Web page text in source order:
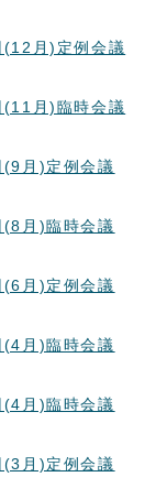
月)定例会議
月)臨時会議
月)定例会議
月)臨時会議
月)定例会議
月)臨時会議
月)臨時会議
月)定例会議